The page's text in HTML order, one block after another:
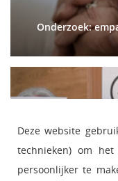
Onderzoek:
Deze website
technieken) om
persoonlijker te